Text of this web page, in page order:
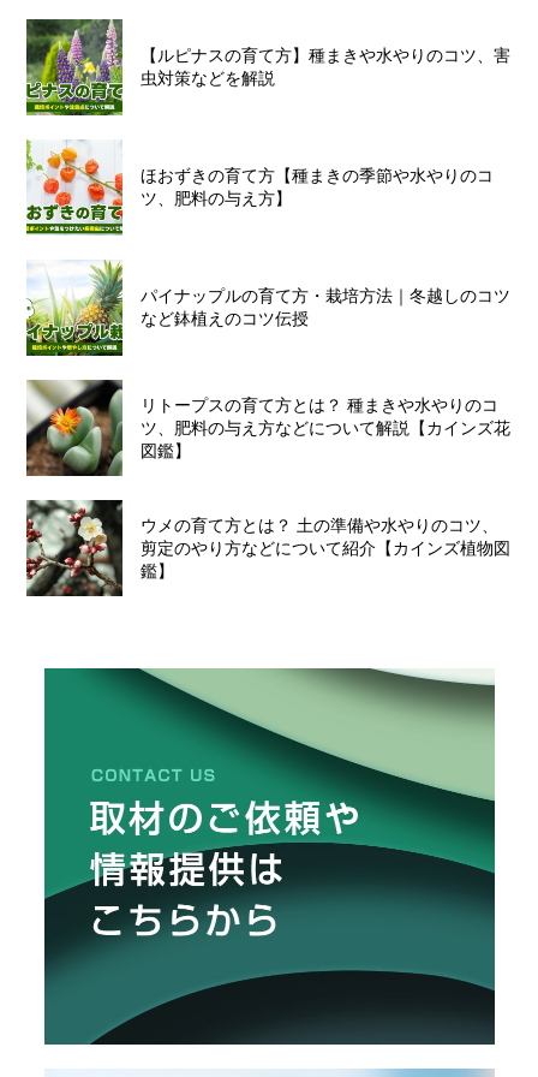
【ルピナスの育て方】種まきや水やりのコツ、害
虫対策などを解説
ほおずきの育て方【種まきの季節や水やりのコ
ツ、肥料の与え方】
パイナップルの育て方・栽培方法｜冬越しのコツ
など鉢植えのコツ伝授
リトープスの育て方とは？ 種まきや水やりのコ
ツ、肥料の与え方などについて解説【カインズ花
図鑑】
ウメの育て方とは？ 土の準備や水やりのコツ、
剪定のやり方などについて紹介【カインズ植物図
鑑】